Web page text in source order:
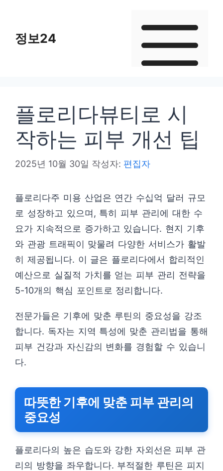
정보24
플로리다뷰티로 시
작하는 피부 개선 팁
2025년 10월 30일 작성자: 편집자
플로리다주 미용 산업은 연간 수십억 달러 규모
로 성장하고 있으며, 특히 피부 관리에 대한 수
요가 지속적으로 증가하고 있습니다. 현지 기후
와 관광 트래픽이 맞물려 다양한 서비스가 활발
히 제공됩니다. 이 글은 플로리다에서 합리적인
예산으로 실질적 가치를 얻는 피부 관리 전략을
5-10개의 핵심 포인트로 정리합니다.
전문가들은 기후에 맞춘 루틴의 중요성을 강조
합니다. 독자는 지역 특성에 맞춘 관리법을 통해
피부 건강과 자신감의 변화를 경험할 수 있습니
다.
따뜻한 기후에 맞춘 피부 관리의
중요성
플로리다의 높은 습도와 강한 자외선은 피부 관
리의 방향을 좌우합니다. 부적절한 루틴은 피지